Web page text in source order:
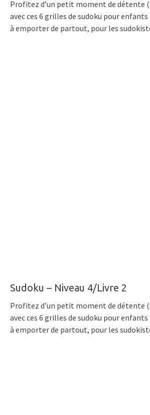
Profitez d’un petit moment de détente
avec ces 6 grilles de sudoku pour enfants
à emporter de partout, pour les
Sudoku – Niveau 4/Livre 2
Profitez d’un petit moment de détente
avec ces 6 grilles de sudoku pour enfants
à emporter de partout, pour les